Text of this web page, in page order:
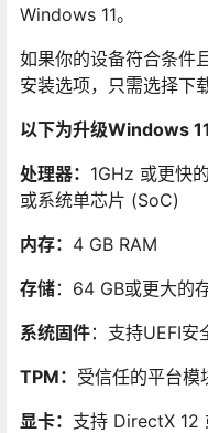
Windows 11。
如果你的设备符合条件
安装选项，只需选择下
以下为升级Windows
处理器： 1GHz 或更快
或系统单芯片 (SoC)
内存： 4 GB RAM
存储：64 GB或更大的
系统固件：支持UEFI安
TPM： 受信任的平台
显卡： 支持 DirectX 12